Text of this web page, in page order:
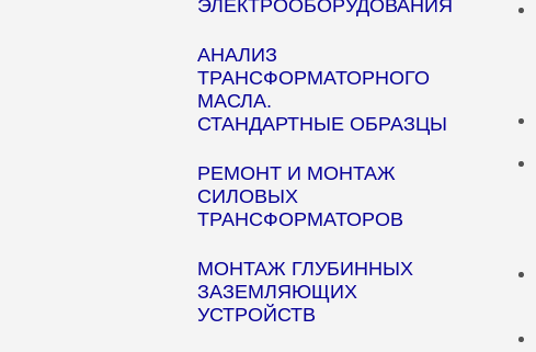
ЭЛЕКТРООБОРУДОВАНИЯ
АНАЛИЗ
ТРАНСФОРМАТОРНОГО
МАСЛА.
СТАНДАРТНЫЕ ОБРАЗЦЫ
РЕМОНТ И МОНТАЖ
СИЛОВЫХ
ТРАНСФОРМАТОРОВ
МОНТАЖ ГЛУБИННЫХ
ЗАЗЕМЛЯЮЩИХ
УСТРОЙСТВ